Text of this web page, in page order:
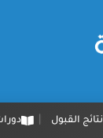
نتائج القبول